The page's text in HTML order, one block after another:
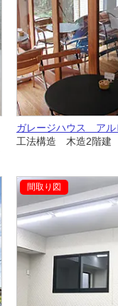
ガレージハウス アル
工法構造 木造2階建